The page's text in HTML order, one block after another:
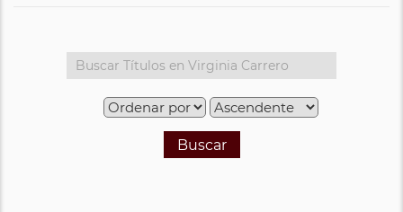
Buscar